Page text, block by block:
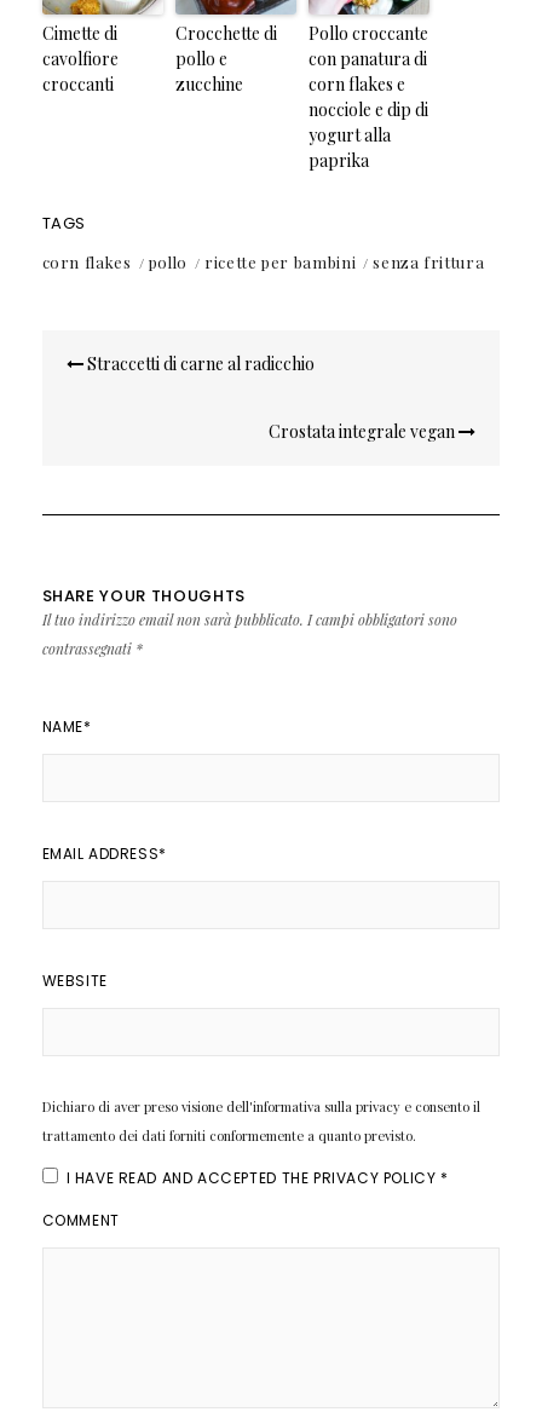
Cimette di
cavolfiore
croccanti
Crocchette di
pollo e
zucchine
Pollo croccante
con panatura di
corn flakes e
nocciole e dip di
yogurt alla
paprika
TAGS
corn flakes pollo ricette per bambini senza frittura
Navigazione
Straccetti di carne al radicchio
Crostata integrale vegan
SHARE YOUR THOUGHTS
Il tuo indirizzo email non sarà pubblicato. I campi obbligatori sono
contrassegnati *
NAME*
EMAIL ADDRESS*
WEBSITE
Dichiaro di aver preso visione dell'informativa sulla privacy e consento il
trattamento dei dati forniti conformemente a quanto previsto.
I HAVE READ AND ACCEPTED THE PRIVACY POLICY *
COMMENT